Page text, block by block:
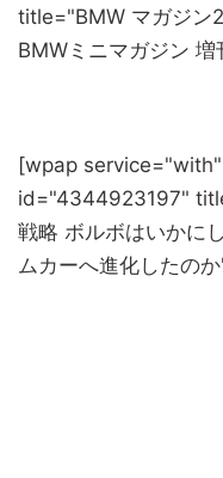
title="BMW マガジン
BMWミニマガジン 増
[wpap
id="4344923197"
戦略 ボルボはいかに
ムカーへ進化したの